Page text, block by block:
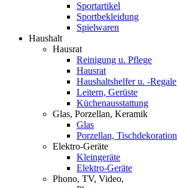
Sportartikel
Sportbekleidung
Spielwaren
Haushalt
Hausrat
Reinigung u. Pflege
Hausrat
Haushaltshelfer u. -Regale
Leitern, Gerüste
Küchenausstattung
Glas, Porzellan, Keramik
Glas
Porzellan, Tischdekoration
Elektro-Geräte
Kleingeräte
Elektro-Geräte
Phono, TV, Video,